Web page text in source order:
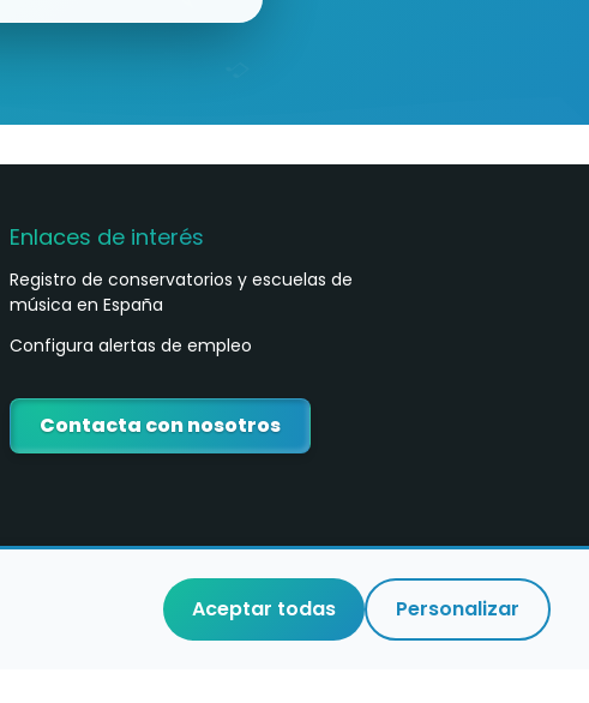
Enlaces de interés
Registro de conservatorios y escuelas de
música en España
Configura alertas de empleo
Contacta con nosotros
Aceptar todas Personalizar